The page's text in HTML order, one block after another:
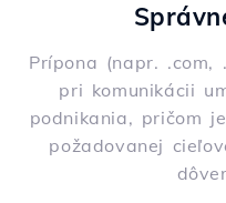
Prípona (napr. .com,
pri komunikácii
podnikania, pričom
požadovanej